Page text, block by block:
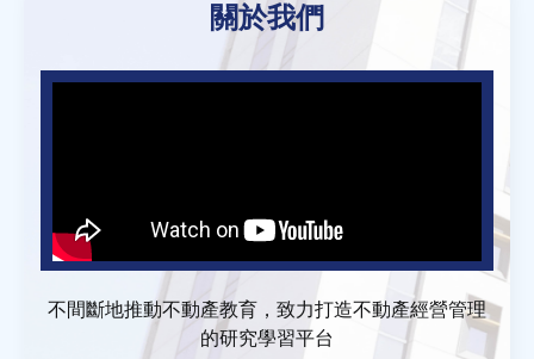
關於我們
不間斷地推動不動產教育，致力打造不動產經營管理
的研究學習平台